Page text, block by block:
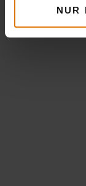
NUR